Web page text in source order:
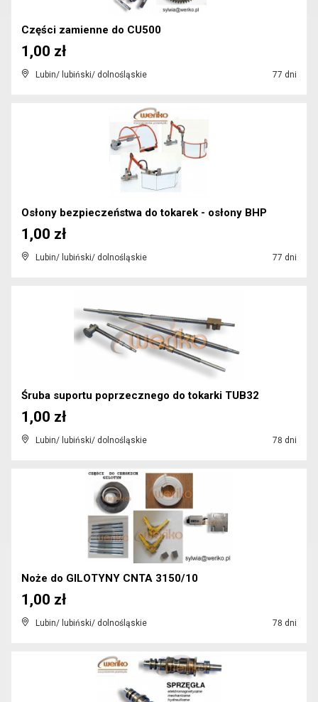
Części zamienne do CU500
Lubin/ lubiński/ dolnośląskie 77 dni
1,00 zł
Osłony bezpieczeństwa do tokarek - osłony BHP
Lubin/ lubiński/ dolnośląskie 77 dni
1,00 zł
Śruba suportu poprzecznego do tokarki TUB32
Lubin/ lubiński/ dolnośląskie 78 dni
1,00 zł
Noże do GILOTYNY CNTA 3150/10
Lubin/ lubiński/ dolnośląskie 78 dni
1,00 zł